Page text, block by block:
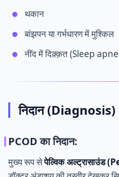
थकान
बांझपन या गर्भधारण में मुश्किल
नींद में दिक़्क़त (Sleep
निदान
PCOD का निदान:
मुख्य रूप सेपेल्विक अल्ट्रासाउंड